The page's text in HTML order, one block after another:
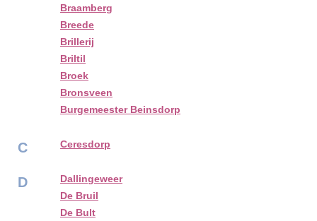
Braamberg
Breede
Brillerij
Briltil
Broek
Bronsveen
Burgemeester Beinsdorp
C Ceresdorp
D
Dallingeweer
De Bruil
De Bult